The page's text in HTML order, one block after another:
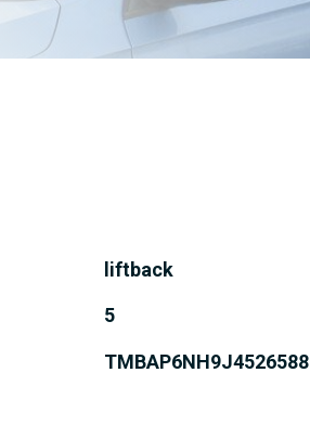
liftback
5
TMBAP6NH9J4526588